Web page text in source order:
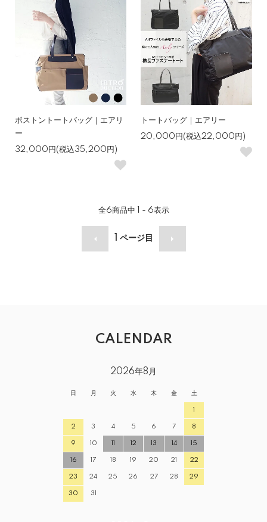
ボストントートバッグ｜エアリ
ー
32,000円(税込35,200円)
トートバッグ｜エアリー
20,000円(税込22,000円)
全6商品中 1 - 6表示
ページ目
CALENDAR
2026年8月
日 月 火 水 木 金 土
1
2 3 4 5 6 7 8
9 10 11 12 13 14 15
16 17 18 19 20 21 22
23 24 25 26 27 28 29
30 31